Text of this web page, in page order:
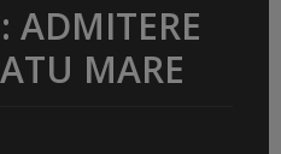
ADMITERE
MARE